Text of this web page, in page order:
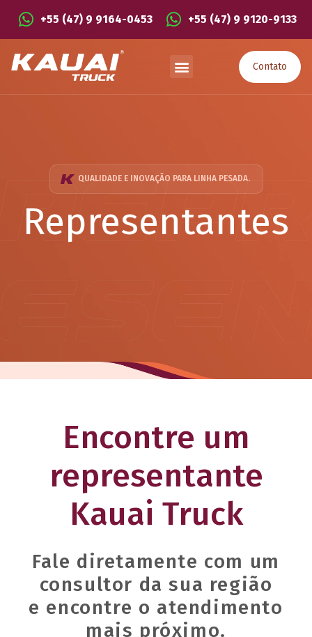
+55 (47) 9 9164-0453 +55 (47) 9 9120-9133
Contato
QUALIDADE E INOVAÇÃO PARA LINHA PESADA.
Representantes
Encontre um
representante
Kauai Truck
Fale diretamente com um
consultor da sua região
e encontre o atendimento
mais próximo.